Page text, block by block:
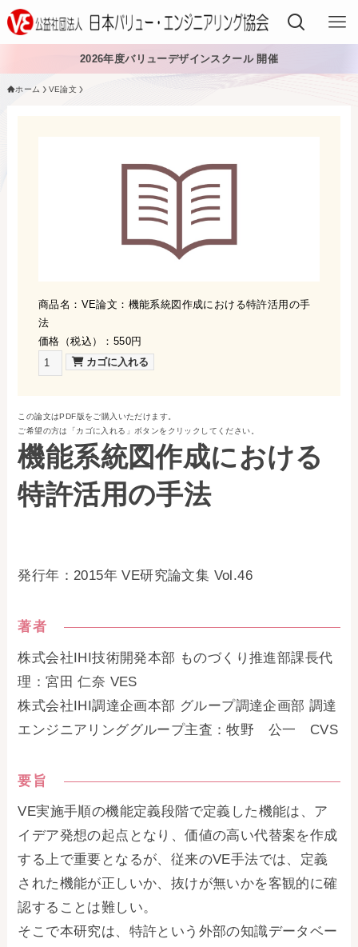
日本VE協会について
資料・論文購入
お問い合わせ
事務局・勤務体制
アクセス
2026年度バリューデザインスクール 開催
ホーム VE論文
商品名：VE論文：機能系統図作成における特許活用の手
法
価格（税込）：550円
この論文はPDF版をご購入いただけます。
ご希望の方は「カゴに入れる」ボタンをクリックしてください。
機能系統図作成における
特許活用の手法
発行年：2015年 VE研究論文集 Vol.46
著者
株式会社IHI技術開発本部 ものづくり推進部課長代
理：宮田 仁奈 VES
株式会社IHI調達企画本部 グループ調達企画部 調達
エンジニアリンググループ主査：牧野 公一 CVS
要旨
VE実施手順の機能定義段階で定義した機能は、ア
イデア発想の起点となり、価値の高い代替案を作成
する上で重要となるが、従来のVE手法では、定義
された機能が正しいか、抜けが無いかを客観的に確
認することは難しい。
そこで本研究は、特許という外部の知識データベー